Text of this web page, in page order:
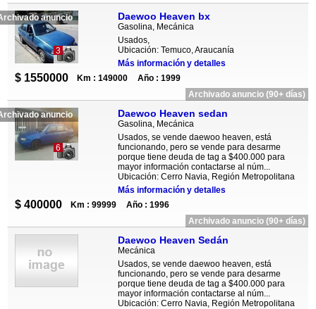
anuncio
3
Daewoo Heaven bx
Gasolina, Mecánica
Usados,
Ubicación: Temuco, Araucanía
Más información y detalles
$ 1550000 Km : 149000
Año : 1999
Archivado anuncio (90+ días)
anuncio
6
Daewoo Heaven sedan
Gasolina, Mecánica
Usados, se vende daewoo heaven, está
funcionando, pero se vende para desarme
porque tiene deuda de tag a $400.000 para
mayor información contactarse al núm...
Ubicación: Cerro Navia, Región Metropolitana
Más información y detalles
$ 400000 Km : 99999
Año : 1996
Archivado anuncio (90+ días)
Daewoo Heaven Sedán
Mecánica
Usados, se vende daewoo heaven, está
funcionando, pero se vende para desarme
porque tiene deuda de tag a $400.000 para
mayor información contactarse al núm...
Ubicación: Cerro Navia, Región Metropolitana